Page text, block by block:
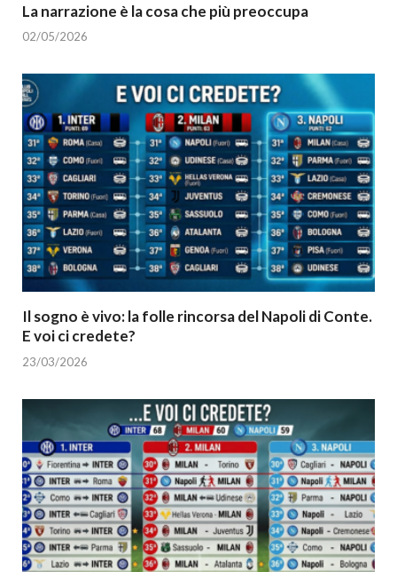
La narrazione è la cosa che più preoccupa
02/05/2026
Il sogno è vivo: la folle rincorsa del Napoli di Conte.
E voi ci credete?
23/03/2026